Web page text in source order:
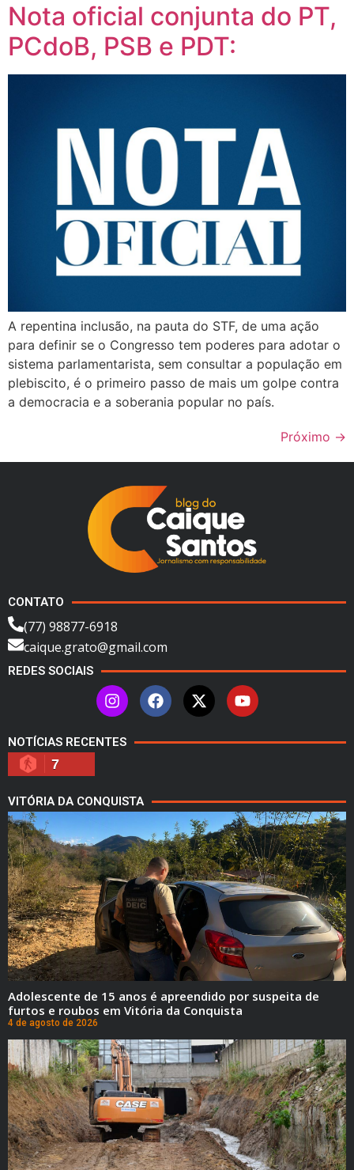
Nota oficial conjunta do PT,
PCdoB, PSB e PDT:
A repentina inclusão, na pauta do STF, de uma ação
para definir se o Congresso tem poderes para adotar o
sistema parlamentarista, sem consultar a população em
plebiscito, é o primeiro passo de mais um golpe contra
a democracia e a soberania popular no país.
Próximo →
CONTATO
(77) 98877-6918
caique.grato@gmail.com
REDES SOCIAIS
NOTÍCIAS RECENTES
7
VITÓRIA DA CONQUISTA
Adolescente de 15 anos é apreendido por suspeita de
furtos e roubos em Vitória da Conquista
4 de agosto de 2026